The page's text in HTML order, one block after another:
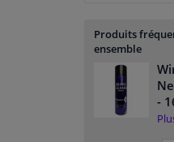
Produits
ensemble
-